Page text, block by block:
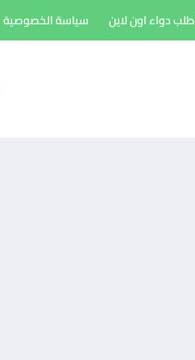
طلب دواء اون لاين سياسة الخصوصية